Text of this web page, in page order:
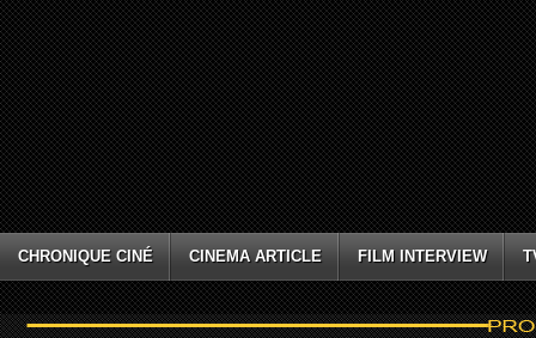
CHRONIQUE CINÉ CINEMA ARTICLE FILM INTERVIEW